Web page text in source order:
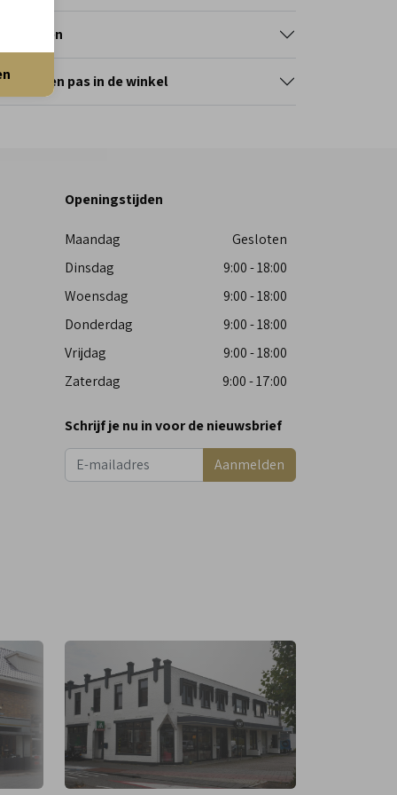
en pas in de winkel
Openingstijden
Maandag
Gesloten
Dinsdag
9:00 - 18:00
Woensdag
9:00 - 18:00
Donderdag
9:00 - 18:00
Vrijdag
9:00 - 18:00
Zaterdag
9:00 - 17:00
Schrijf je nu in voor de nieuwsbrief
Aanmelden